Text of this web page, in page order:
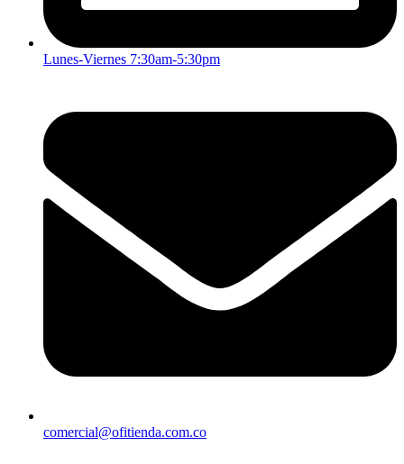
Lunes-Viernes 7:30am-5:30pm
comercial@ofitienda.com.co